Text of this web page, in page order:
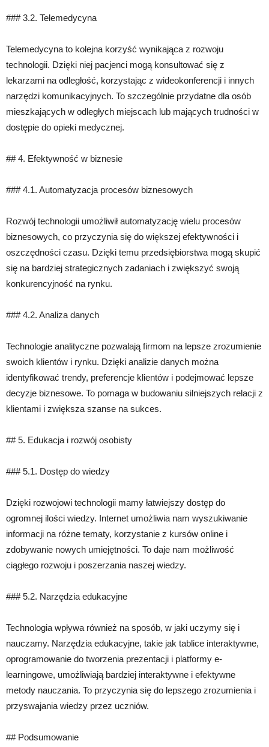
### 3.2. Telemedycyna
Telemedycyna to kolejna korzyść wynikająca z rozwoju
technologii. Dzięki niej pacjenci mogą konsultować się z
lekarzami na odległość, korzystając z wideokonferencji i innych
narzędzi komunikacyjnych. To szczególnie przydatne dla osób
mieszkających w odległych miejscach lub mających trudności w
dostępie do opieki medycznej.
## 4. Efektywność w biznesie
### 4.1. Automatyzacja procesów biznesowych
Rozwój technologii umożliwił automatyzację wielu procesów
biznesowych, co przyczynia się do większej efektywności i
oszczędności czasu. Dzięki temu przedsiębiorstwa mogą skupić
się na bardziej strategicznych zadaniach i zwiększyć swoją
konkurencyjność na rynku.
### 4.2. Analiza danych
Technologie analityczne pozwalają firmom na lepsze zrozumienie
swoich klientów i rynku. Dzięki analizie danych można
identyfikować trendy, preferencje klientów i podejmować lepsze
decyzje biznesowe. To pomaga w budowaniu silniejszych relacji z
klientami i zwiększa szanse na sukces.
## 5. Edukacja i rozwój osobisty
### 5.1. Dostęp do wiedzy
Dzięki rozwojowi technologii mamy łatwiejszy dostęp do
ogromnej ilości wiedzy. Internet umożliwia nam wyszukiwanie
informacji na różne tematy, korzystanie z kursów online i
zdobywanie nowych umiejętności. To daje nam możliwość
ciągłego rozwoju i poszerzania naszej wiedzy.
### 5.2. Narzędzia edukacyjne
Technologia wpływa również na sposób, w jaki uczymy się i
nauczamy. Narzędzia edukacyjne, takie jak tablice interaktywne,
oprogramowanie do tworzenia prezentacji i platformy e-
learningowe, umożliwiają bardziej interaktywne i efektywne
metody nauczania. To przyczynia się do lepszego zrozumienia i
przyswajania wiedzy przez uczniów.
## Podsumowanie